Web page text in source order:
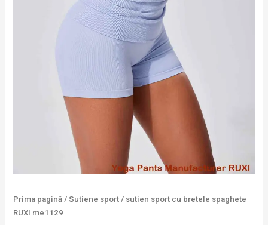
Prima pagină /Sutiene sport / sutien sport cu bretele spaghete
RUXI me1129